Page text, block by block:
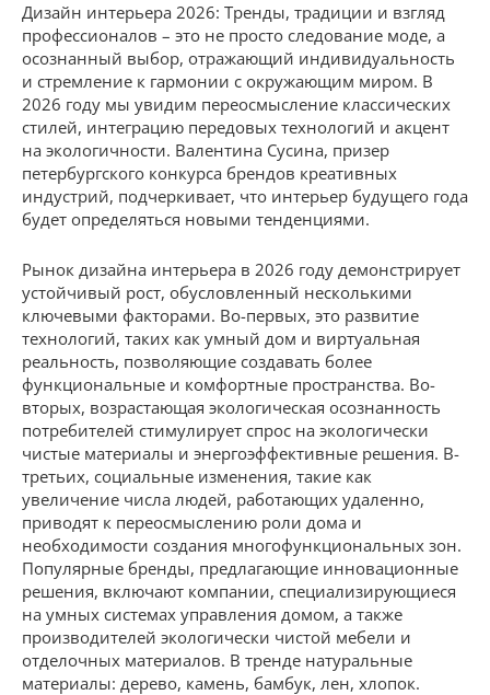
Дизайн интерьера 2026: Тренды, традиции и взгляд
профессионалов – это не просто следование моде, а
осознанный выбор, отражающий индивидуальность
и стремление к гармонии с окружающим миром. В
2026 году мы увидим переосмысление классических
стилей, интеграцию передовых технологий и акцент
на экологичности. Валентина Сусина, призер
петербургского конкурса брендов креативных
индустрий, подчеркивает, что интерьер будущего года
будет определяться новыми тенденциями.
Рынок дизайна интерьера в 2026 году демонстрирует
устойчивый рост, обусловленный несколькими
ключевыми факторами. Во-первых, это развитие
технологий, таких как умный дом и виртуальная
реальность, позволяющие создавать более
функциональные и комфортные пространства. Во-
вторых, возрастающая экологическая осознанность
потребителей стимулирует спрос на экологически
чистые материалы и энергоэффективные решения. В-
третьих, социальные изменения, такие как
увеличение числа людей, работающих удаленно,
приводят к переосмыслению роли дома и
необходимости создания многофункциональных зон.
Популярные бренды, предлагающие инновационные
решения, включают компании, специализирующиеся
на умных системах управления домом, а также
производителей экологически чистой мебели и
отделочных материалов. В тренде натуральные
материалы: дерево, камень, бамбук, лен, хлопок.